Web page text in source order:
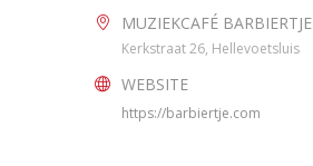
MUZIEKCAFÉ BARBIERTJE
Kerkstraat 26, Hellevoetsluis
WEBSITE
https://barbiertje.com